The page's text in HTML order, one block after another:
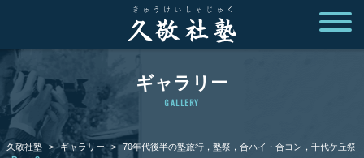
ギャラリー
GALLERY
久敬社塾 > ギャラリー >
70年代後半の塾旅行，塾祭，合ハイ・合コン，千代ケ丘祭